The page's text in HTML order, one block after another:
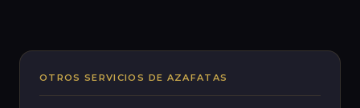
OTROS SERVICIOS DE AZAFATAS